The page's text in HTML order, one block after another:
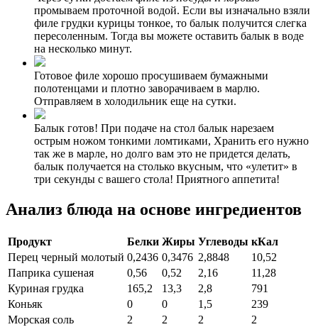
промываем проточной водой. Если вы изначально взяли
филе грудки курицы тонкое, то балык получится слегка
пересоленным. Тогда вы можете оставить балык в воде
на несколько минут.
Готовое филе хорошо просушиваем бумажными
полотенцами и плотно заворачиваем в марлю.
Отправляем в холодильник еще на сутки.
Балык готов! При подаче на стол балык нарезаем
острым ножом тонкими ломтиками, Хранить его нужно
так же в марле, но долго вам это не придется делать,
балык получается на столько вкусным, что «улетит» в
три секунды с вашего стола! Приятного аппетита!
Анализ блюда на основе ингредиентов
Продукт Белки Жиры Углеводы кКал
Перец черный молотый 0,2436 0,3476 2,8848
10,52
Паприка сушеная
0,56 0,52 2,16
11,28
Куриная грудка
165,2 13,3 2,8
791
Коньяк
0 0 1,5
239
Морская соль
2 2 2
2